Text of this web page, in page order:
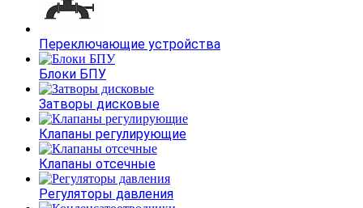
Переключающие устройства
Блоки БПУ
Затворы дисковые
Клапаны регулирующие
Клапаны отсечные
Регуляторы давления